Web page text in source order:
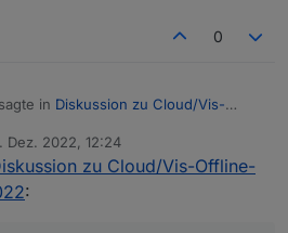
0
sagte in Diskussion zu Cloud/Vis-
was man als Händler da so alles tun
anzubieten? Vertraglich,
Integration
als Banküberweisung ist
Dez. 2022, 12:24
von
zu Cloud/Vis-Offline-
: